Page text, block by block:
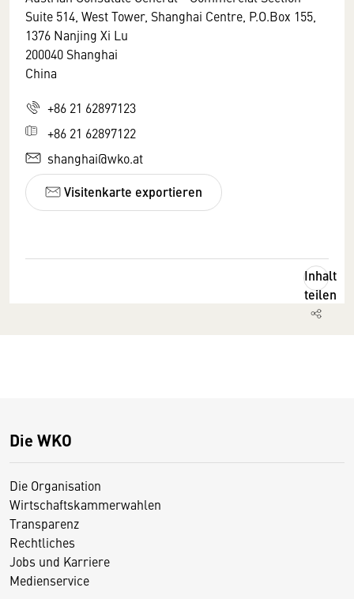
Datenschutzerklärung. Sie können diese
Einstellungen jederzeit in den Cookie-
Einstellungen im Footer unserer Webseite
widerrufen.
Suite 514, West Tower, Shanghai Centre, P.O.Box 155,
1376 Nanjing Xi Lu
200040 Shanghai
China
+86 21 62897123
+86 21 62897122
shanghai@wko.at
Visitenkarte exportieren
Inhalt
teilen
Die WKO
Die Organisation
Wirtschaftskammerwahlen
Transparenz
Rechtliches
Jobs und Karriere
Medienservice